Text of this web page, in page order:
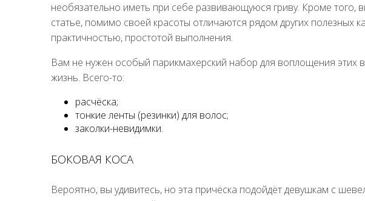
необязательно иметь при себе развивающуюся гриву. Кроме того,
статье, помимо своей красоты отличаются рядом других полезных
практичностью, простотой выполнения.
Вам не нужен особый парикмахерский набор для воплощения этих
жизнь. Всего-то:
расчёска;
тонкие ленты (резинки) для волос;
заколки-невидимки.
БОКОВАЯ КОСА
Вероятно, вы удивитесь, но эта причёска подойдёт девушкам с